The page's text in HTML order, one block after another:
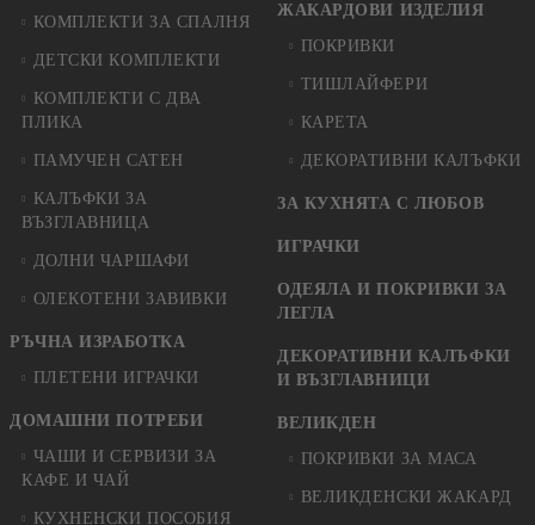
КОМПЛЕКТИ ЗА СПАЛНЯ
ДЕТСКИ КОМПЛЕКТИ
КОМПЛЕКТИ С ДВА
ПЛИКА
ПАМУЧЕН САТЕН
КАЛЪФКИ ЗА
ВЪЗГЛАВНИЦА
ДОЛНИ ЧАРШАФИ
ОЛЕКОТЕНИ ЗАВИВКИ
РЪЧНА ИЗРАБОТКА
ПЛЕТЕНИ ИГРАЧКИ
ДОМАШНИ ПОТРЕБИ
ЧАШИ И СЕРВИЗИ ЗА
КАФЕ И ЧАЙ
КУХНЕНСКИ ПОСОБИЯ
ЖАКАРДОВИ ИЗДЕЛИЯ
ПОКРИВКИ
ТИШЛАЙФЕРИ
КАРЕТА
ДЕКОРАТИВНИ КАЛЪФКИ
ЗА КУХНЯТА С ЛЮБОВ
ИГРАЧКИ
ОДЕЯЛА И ПОКРИВКИ ЗА
ЛЕГЛА
ДЕКОРАТИВНИ КАЛЪФКИ
И ВЪЗГЛАВНИЦИ
ВЕЛИКДЕН
ПОКРИВКИ ЗА МАСА
ВЕЛИКДЕНСКИ ЖАКАРД